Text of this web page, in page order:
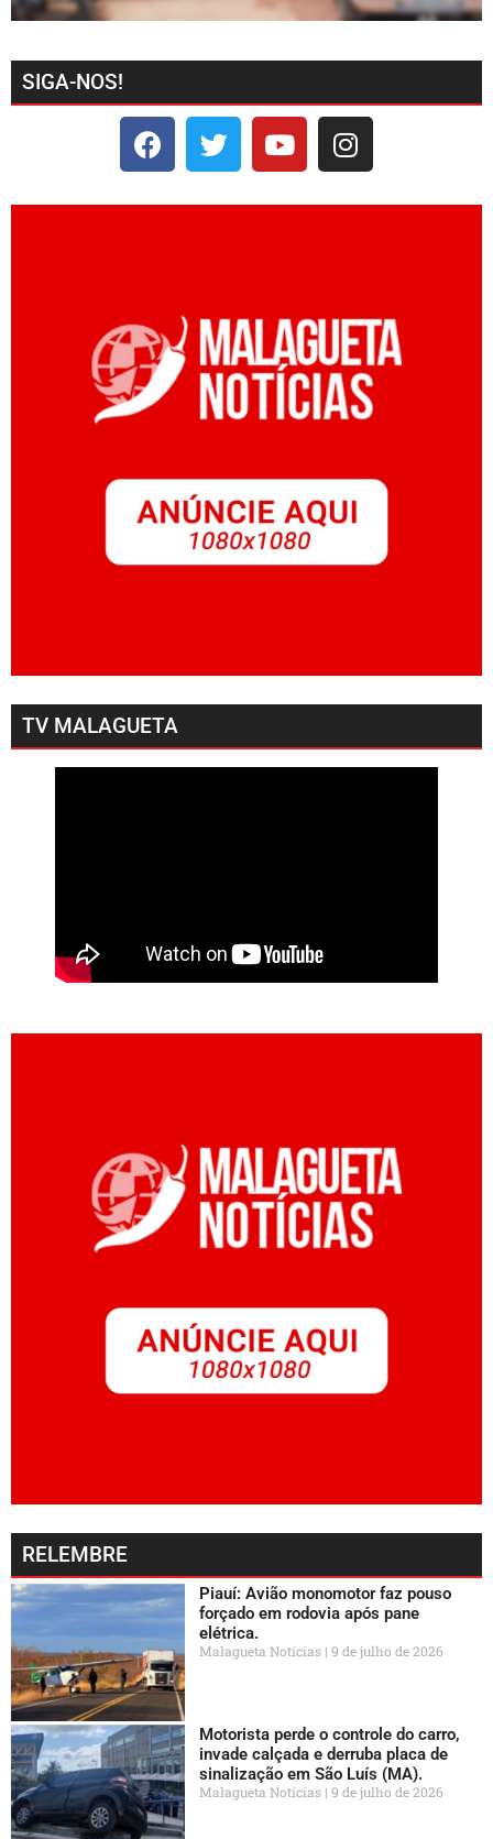
SIGA-NOS!
TV MALAGUETA
RELEMBRE
Piauí: Avião monomotor faz pouso
forçado em rodovia após pane
elétrica.
Malagueta Notícias 9 de julho de 2026
Motorista perde o controle do carro,
invade calçada e derruba placa de
sinalização em São Luís (MA).
Malagueta Notícias 9 de julho de 2026